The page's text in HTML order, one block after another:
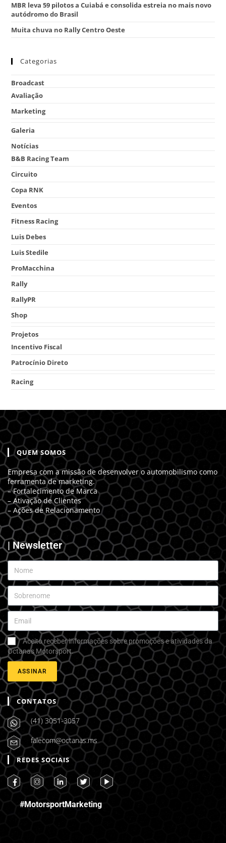
MBR leva 59 pilotos a Cuiabá e consolida estreia no mais novo
autódromo do Brasil
Muita chuva no Rally Centro Oeste
Categorias
Broadcast
Avaliação
Marketing
Galeria
Notícias
B&B Racing Team
Circuito
Copa RNK
Eventos
Fitness Racing
Luis Debes
Luis Stedile
ProMacchina
Rally
RallyPR
Shop
Projetos
Incentivo Fiscal
Patrocínio Direto
Racing
QUEM SOMOS
Empresa com a missão de desenvolver o automobilismo como
ferramenta de marketing.
– Fortalecimento de Marca
– Ativação de Clientes
– Ações de Relacionamento
| Newsletter
Aceito receber informações sobre promoções e atividades da
Octanas Motorsport.
ASSINAR
CONTATOS
(41) 3051-3057
falecom@octanas.ms
REDES SOCIAIS
#MotorsportMarketing